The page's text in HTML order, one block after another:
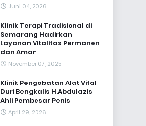
Juni 04, 2026
Klinik Terapi Tradisional di
Semarang Hadirkan
Layanan Vitalitas Permanen
dan Aman
November 07, 2025
Klinik Pengobatan Alat Vital
Duri Bengkalis H.Abdulazis
Ahli Pembesar Penis
April 29, 2026